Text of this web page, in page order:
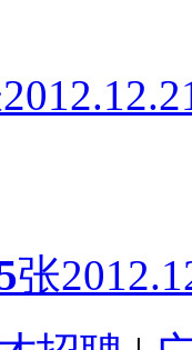
张